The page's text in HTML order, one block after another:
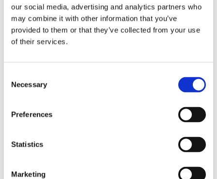
our social media, advertising and analytics partners who
may combine it with other information that you’ve
provided to them or that they’ve collected from your use
of their services.
Selection
Necessary
Preferences
Statistics
Marketing
Sirius tar leverans av